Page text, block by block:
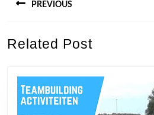
PREVIOUS
post:
Related Post